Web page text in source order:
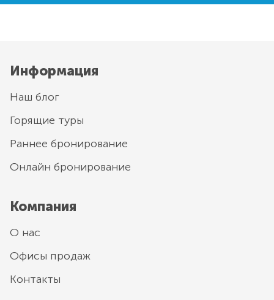
Информация
Наш блог
Горящие туры
Раннее бронирование
Онлайн бронирование
Компания
О нас
Офисы продаж
Контакты